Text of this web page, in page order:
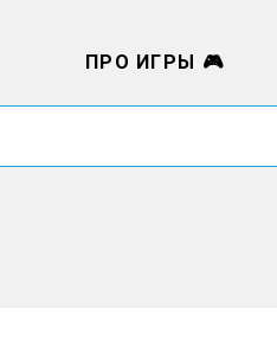
ПРО ИГРЫ 🎮